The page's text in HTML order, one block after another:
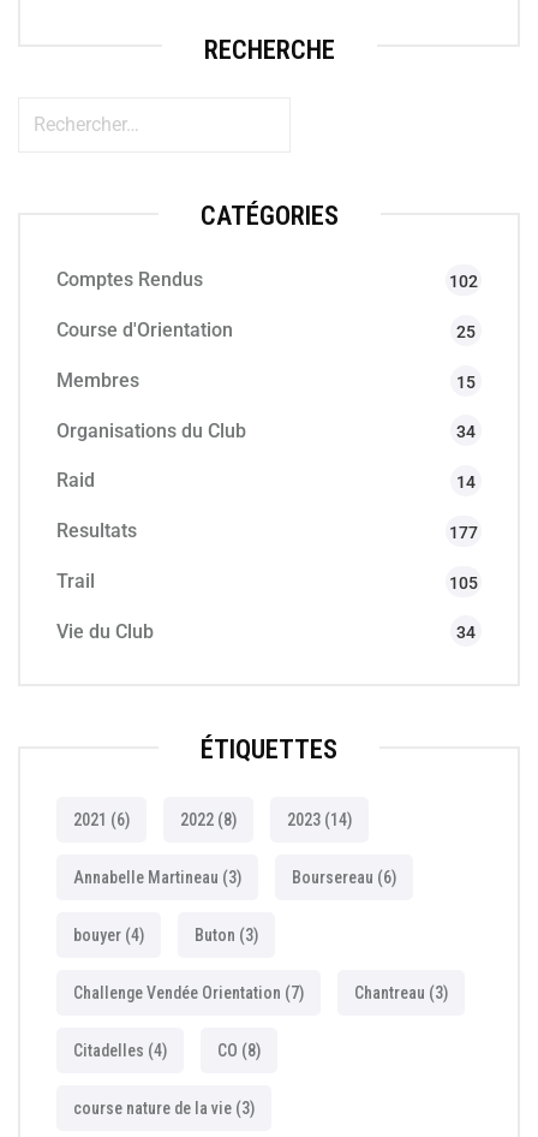
RECHERCHE
CATÉGORIES
Comptes Rendus 102
Course d'Orientation 25
Membres 15
Organisations du Club 34
Raid 14
Resultats 177
Trail 105
Vie du Club 34
ÉTIQUETTES
2021 (6) 2022 (8) 2023 (14)
Annabelle Martineau (3) Boursereau (6)
bouyer (4) Buton (3)
Challenge Vendée Orientation (7) Chantreau (3)
Citadelles (4) CO (8)
course nature de la vie (3)